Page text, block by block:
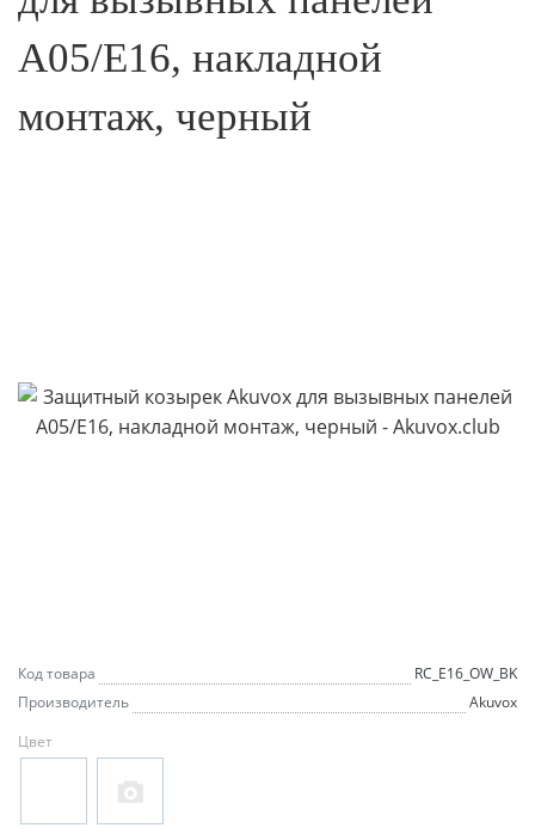
A05/E16, накладной
монтаж, черный
Код товара
RC_E16_OW_BK
Производитель
Akuvox
Цвет